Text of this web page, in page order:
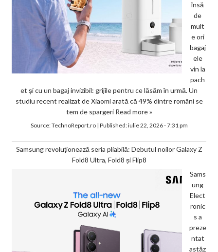
însă
de
mult
e ori
bagaj
ele
vin la
pach
et și cu un bagaj invizibil: grijile pentru ce lăsăm în urmă. Un
studiu recent realizat de Xiaomi arată că 49% dintre români se
tem de spargeri Read more »
Source:TechnoReport.ro| Published:iulie 22, 2026 - 7:31 pm
Samsung revoluționează seria pliabilă: Debutul noilor Galaxy Z
Fold8 Ultra, Fold8 și Flip8
Sams
ung
Elect
ronic
s a
preze
ntat
astăz